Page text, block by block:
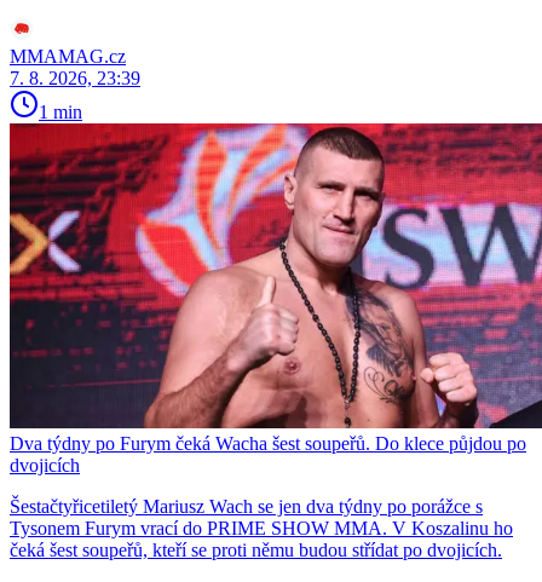
MMAMAG.cz
7. 8. 2026, 23:39
1 min
Dva týdny po Furym čeká Wacha šest soupeřů. Do klece půjdou po
dvojicích
Šestačtyřicetiletý Mariusz Wach se jen dva týdny po porážce s
Tysonem Furym vrací do PRIME SHOW MMA. V Koszalinu ho
čeká šest soupeřů, kteří se proti němu budou střídat po dvojicích.